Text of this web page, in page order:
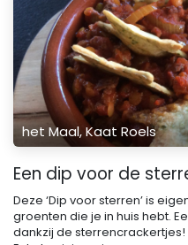
het Maal, Kaat Roels
Een dip voor de
Deze ‘Dip voor sterren’ is
groenten die je in huis hebt.
dankzij de